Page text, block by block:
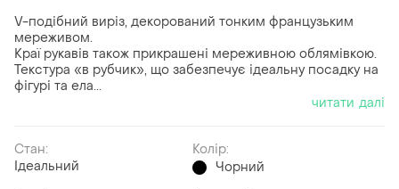
V-подібний виріз, декорований тонким французьким
мереживом.
Краї рукавів також прикрашені мереживною облямівкою.
Текстура «в рубчик», що забезпечує ідеальну посадку на
фігурі та ела...
читати далі
Стан:
Ідеальний
Колір:
Чорний